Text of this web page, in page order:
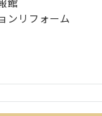
ンリフォーム